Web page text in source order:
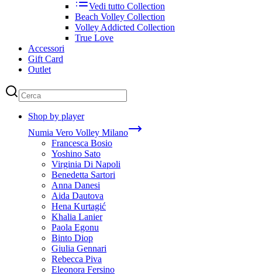
Vedi tutto Collection
Beach Volley Collection
Volley Addicted Collection
True Love
Accessori
Gift Card
Outlet
Shop by player
Numia Vero Volley Milano
Francesca Bosio
Yoshino Sato
Virginia Di Napoli
Benedetta Sartori
Anna Danesi
Aida Dautova
Hena Kurtagić
Khalia Lanier
Paola Egonu
Binto Diop
Giulia Gennari
Rebecca Piva
Eleonora Fersino